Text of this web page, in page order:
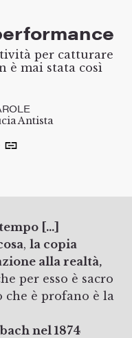
per catturare
è mai stata così
Antista
, la copia
alla realtà,
per esso è sacro
che è profano è la
nel 1874